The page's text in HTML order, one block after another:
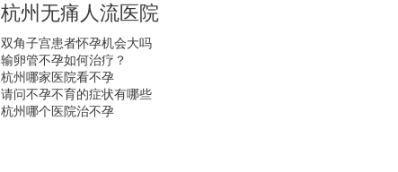
杭州无痛人流医院
双角子宫患者怀孕机会大吗
输卵管不孕如何治疗？
杭州哪家医院看不孕
请问不孕不育的症状有哪些
杭州哪个医院治不孕